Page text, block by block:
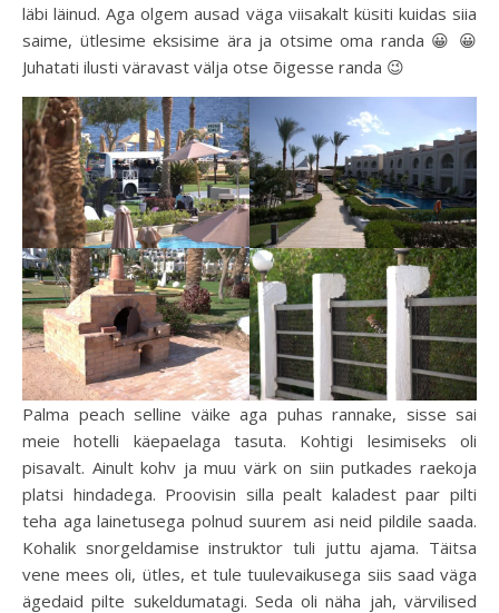
läbi läinud. Aga olgem ausad väga viisakalt küsiti kuidas siia
saime, ütlesime eksisime ära ja otsime oma randa 😀 😀
Juhatati ilusti väravast välja otse õigesse randa 😉
Palma peach selline väike aga puhas rannake, sisse sai
meie hotelli käepaelaga tasuta. Kohtigi lesimiseks oli
pisavalt. Ainult kohv ja muu värk on siin putkades raekoja
platsi hindadega. Proovisin silla pealt kaladest paar pilti
teha aga lainetusega polnud suurem asi neid pildile saada.
Kohalik snorgeldamise instruktor tuli juttu ajama. Täitsa
vene mees oli, ütles, et tule tuulevaikusega siis saad väga
ägedaid pilte sukeldumatagi. Seda oli näha jah, värvilised